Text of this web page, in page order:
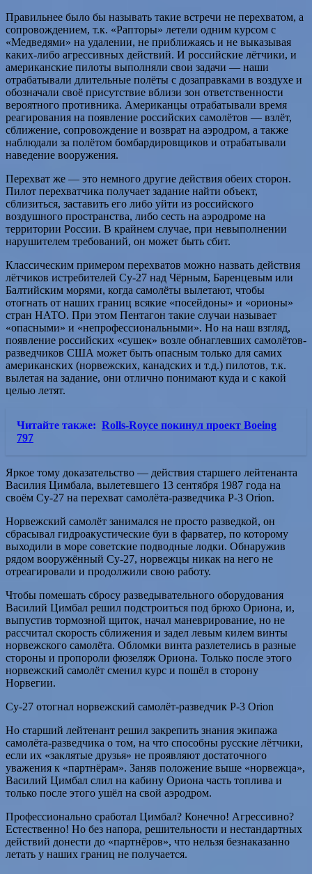
Правильнее было бы называть такие встречи не перехватом, а
сопровождением, т.к. «Рапторы» летели одним курсом с
«Медведями» на удалении, не приближаясь и не выказывая
каких-либо агрессивных действий. И российские лётчики, и
американские пилоты выполняли свои задачи — наши
отрабатывали длительные полёты с дозаправками в воздухе и
обозначали своё присутствие вблизи зон ответственности
вероятного противника. Американцы отрабатывали время
реагирования на появление российских самолётов — взлёт,
сближение, сопровождение и возврат на аэродром, а также
наблюдали за полётом бомбардировщиков и отрабатывали
наведение вооружения.
Перехват же — это немного другие действия обеих сторон.
Пилот перехватчика получает задание найти объект,
сблизиться, заставить его либо уйти из российского
воздушного пространства, либо сесть на аэродроме на
территории России. В крайнем случае, при невыполнении
нарушителем требований, он может быть сбит.
Классическим примером перехватов можно назвать действия
лётчиков истребителей Су-27 над Чёрным, Баренцевым или
Балтийским морями, когда самолёты вылетают, чтобы
отогнать от наших границ всякие «посейдоны» и «орионы»
стран НАТО. При этом Пентагон такие случаи называет
«опасными» и «непрофессиональными». Но на наш взгляд,
появление российских «сушек» возле обнаглевших самолётов-
разведчиков США может быть опасным только для самих
американских (норвежских, канадских и т.д.) пилотов, т.к.
вылетая на задание, они отлично понимают куда и с какой
целью летят.
Читайте также: Rolls-Royce покинул проект Boeing
797
Яркое тому доказательство — действия старшего лейтенанта
Василия Цимбала, вылетевшего 13 сентября 1987 года на
своём Су-27 на перехват самолёта-разведчика P-3 Orion.
Норвежский самолёт занимался не просто разведкой, он
сбрасывал гидроакустические буи в фарватер, по которому
выходили в море советские подводные лодки. Обнаружив
рядом вооружённый Су-27, норвежцы никак на него не
отреагировали и продолжили свою работу.
Чтобы помешать сбросу разведывательного оборудования
Василий Цимбал решил подстроиться под брюхо Ориона, и,
выпустив тормозной щиток, начал маневрирование, но не
рассчитал скорость сближения и задел левым килем винты
норвежского самолёта. Обломки винта разлетелись в разные
стороны и пропороли фюзеляж Ориона. Только после этого
норвежский самолёт сменил курс и пошёл в сторону
Норвегии.
Су-27 отогнал норвежский самолёт-разведчик P-3 Orion
Но старший лейтенант решил закрепить знания экипажа
самолёта-разведчика о том, на что способны русские лётчики,
если их «заклятые друзья» не проявляют достаточного
уважения к «партнёрам». Заняв положение выше «норвежца»,
Василий Цимбал слил на кабину Ориона часть топлива и
только после этого ушёл на свой аэродром.
Профессионально сработал Цимбал? Конечно! Агрессивно?
Естественно! Но без напора, решительности и нестандартных
действий донести до «партнёров», что нельзя безнаказанно
летать у наших границ не получается.